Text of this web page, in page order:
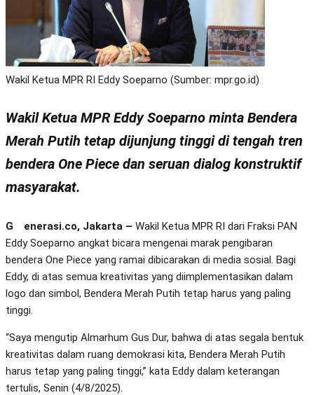
Wakil Ketua MPR RI Eddy Soeparno (Sumber: mpr.go.id)
Wakil Ketua MPR Eddy Soeparno minta Bendera
Merah Putih tetap dijunjung tinggi di tengah tren
bendera One Piece dan seruan dialog konstruktif
masyarakat.
Generasi.co, Jakarta – Wakil Ketua MPR RI dari Fraksi PAN
Eddy Soeparno angkat bicara mengenai marak pengibaran
bendera One Piece yang ramai dibicarakan di media sosial. Bagi
Eddy, di atas semua kreativitas yang diimplementasikan dalam
logo dan simbol, Bendera Merah Putih tetap harus yang paling
tinggi.
“Saya mengutip Almarhum Gus Dur, bahwa di atas segala bentuk
kreativitas dalam ruang demokrasi kita, Bendera Merah Putih
harus tetap yang paling tinggi,” kata Eddy dalam keterangan
tertulis, Senin (4/8/2025).